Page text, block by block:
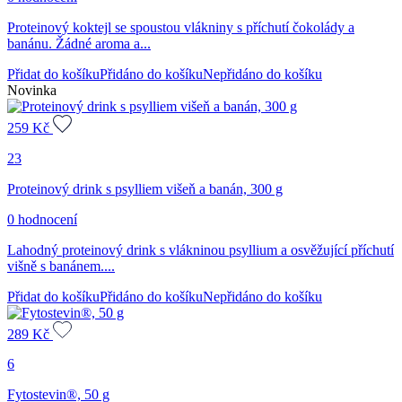
Proteinový koktejl se spoustou vlákniny s příchutí čokolády a
banánu. Žádné aroma a...
Přidat do košíkuPřidáno do košíkuNepřidáno do košíku
Novinka
259 Kč
23
Proteinový drink s psylliem višeň a banán, 300 g
0 hodnocení
Lahodný proteinový drink s vlákninou psyllium a osvěžující příchutí
višně s banánem....
Přidat do košíkuPřidáno do košíkuNepřidáno do košíku
289 Kč
6
Fytostevin®, 50 g